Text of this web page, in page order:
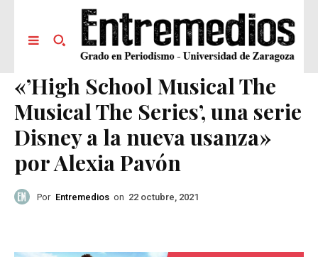
«’High School Musical The
Musical The Series’, una serie
Disney a la nueva usanza»
por Alexia Pavón
Por Entremedios on 22 octubre, 2021